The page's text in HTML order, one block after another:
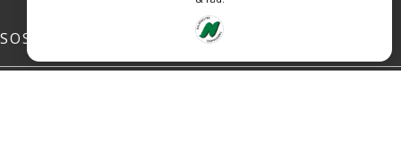
SOSIALE MEDIER